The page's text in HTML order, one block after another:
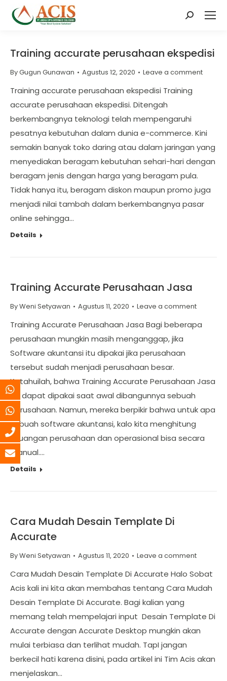
Search:
Training accurate perusahaan ekspedisi
ByGugun Gunawan Agustus 12, 2020 Leave a comment
Training accurate perusahaan ekspedisi Training
accurate perusahaan ekspedisi. Ditengah
berkembangnya teknologi telah mempengaruhi
pesatnya kebutuhan dalam dunia e-commerce. Kini
semakin banyak toko daring atau dalam jaringan yang
menyediakan beragam kebutuhan sehari-hari dengan
beragam jenis dengan harga yang beragam pula.
Tidak hanya itu, beragam diskon maupun promo juga
menjadi nilai tambah dalam berkembangnya pasar
online sehingga…
Details
Training Accurate Perusahaan Jasa
ByWeni Setyawan Agustus 11, 2020 Leave a comment
Training Accurate Perusahaan Jasa Bagi beberapa
perusahaan mungkin masih menganggap, jika
Software akuntansi itu dipakai jika perusahaan
tersebut sudah menjadi perusahaan besar.
Ketahuilah, bahwa Training Accurate Perusahaan Jasa
itu dapat dipakai saat awal dibangunnya sebuah
perusahaan. Namun, mereka berpikir bahwa untuk apa
sebuah software akuntansi, kalo kita menghitung
keuangan perusahaan dan operasional bisa secara
manual.…
Details
Cara Mudah Desain Template Di
Accurate
ByWeni Setyawan Agustus 11, 2020 Leave a comment
Cara Mudah Desain Template Di Accurate Halo Sobat
Acis kali ini kita akan membahas tentang Cara Mudah
Desain Template Di Accurate. Bagi kalian yang
memang telah mempelajari input Desain Template Di
Accurate dengan Accurate Desktop mungkin akan
mulai terbiasa dan terlihat mudah. TapI jangan
berkecil hati karena disini, pada artikel ini Tim Acis akan
menjelaskan…